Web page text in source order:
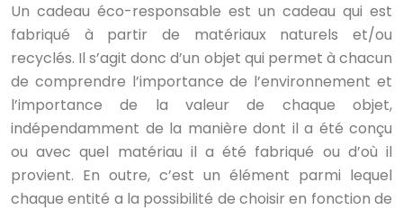
Un cadeau éco-responsable est un cadeau qui est
fabriqué à partir de matériaux naturels et/ou
recyclés. Il s’agit donc d’un objet qui permet à chacun
de comprendre l’importance de l’environnement et
l’importance de la valeur de chaque objet,
indépendamment de la manière dont il a été conçu
ou avec quel matériau il a été fabriqué ou d’où il
provient. En outre, c’est un élément parmi lequel
chaque entité a la possibilité de choisir en fonction de